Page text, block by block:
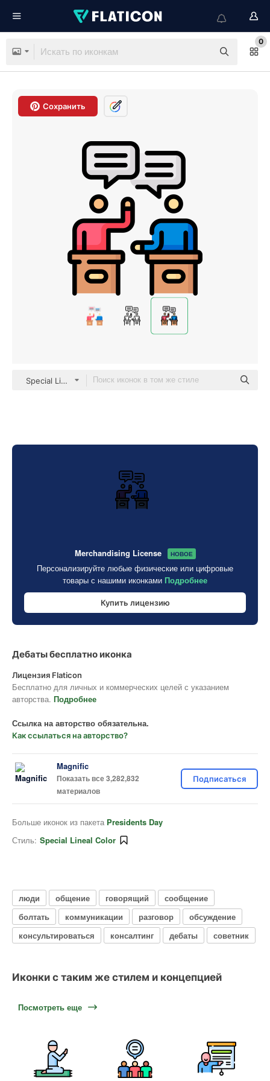
0
Сохранить
Special Lineal color
Merchandising License НОВОЕ
Персонализируйте любые физические или цифровые
товары с нашими иконками Подробнее
Купить лицензию
Дебаты бесплатно иконка
Лицензия Flaticon
Бесплатно для личных и коммерческих целей с указанием
авторства. Подробнее
Ссылка на авторство обязательна.
Как ссылаться на авторство?
Magnific
Показать все 3,282,832
материалов
Подписаться
Больше иконок из пакета Presidents Day
Стиль: Special Lineal Color
люди общение говорящий
сообщение
болтать
коммуникации разговор
обсуждение
консультироваться
консалтинг дебаты советник
Иконки с таким же стилем и концепцией
Посмотреть еще